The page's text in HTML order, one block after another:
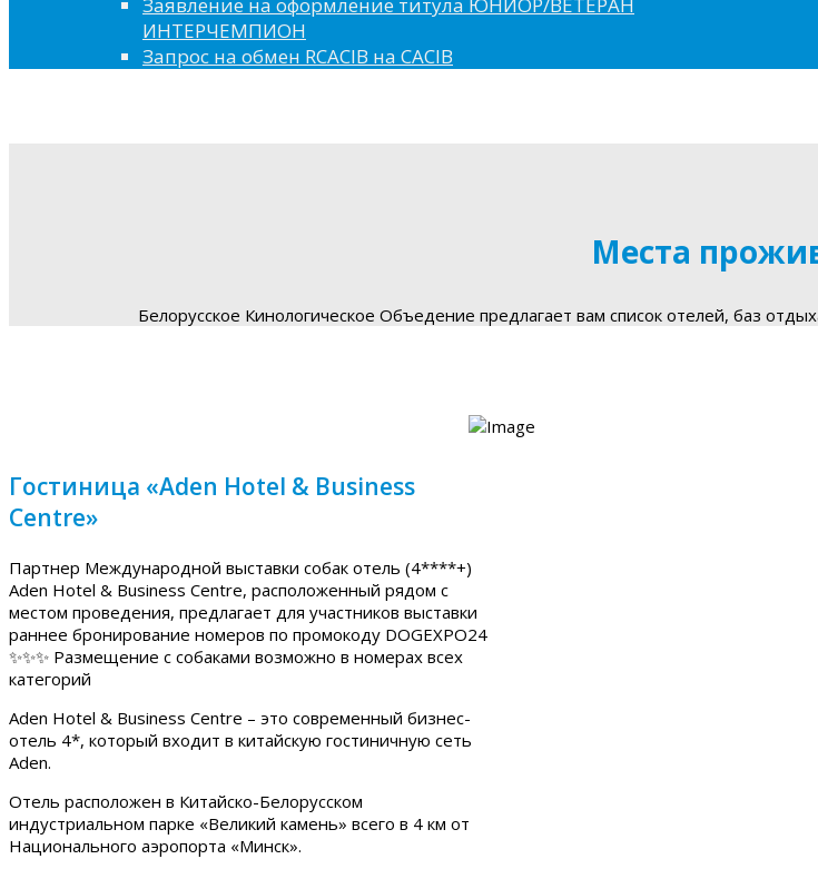
ИНТЕРЧЕМПИОН
Запрос на обмен RCACIB на CACIB
Места
Белорусское Кинологическое Объедение предлагает вам список отелей, баз
Гостиница «Aden Hotel & Business
Centre»
Партнер Международной выставки собак отель (4****+)
Aden Hotel & Business Centre, расположенный рядом с
местом проведения, предлагает для участников выставки
раннее бронирование номеров по промокоду DOGEXPO24
✨✨✨ Размещение с собаками возможно в номерах всех
категорий
Aden Hotel & Business Centre – это современный бизнес-
отель 4*, который входит в китайскую гостиничную сеть
Aden.
Отель расположен в Китайско-Белорусском
индустриальном парке «Великий камень» всего в 4 км от
Национального аэропорта «Минск».